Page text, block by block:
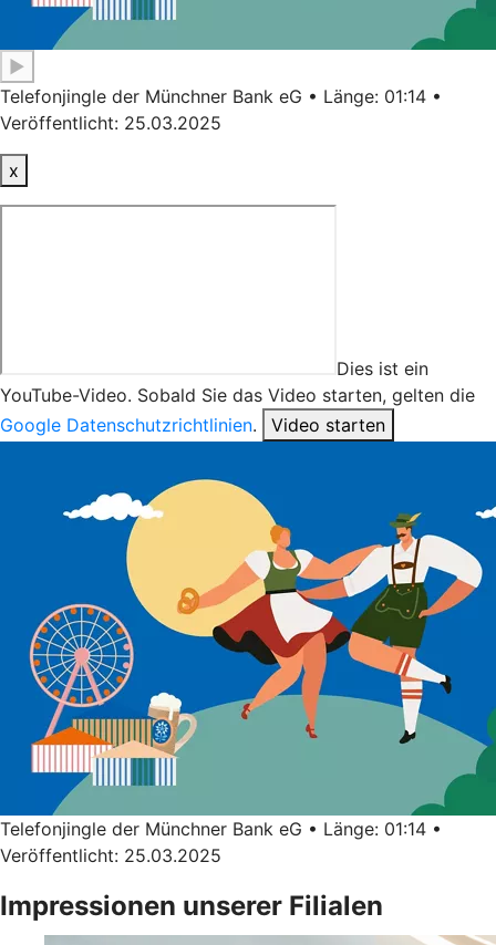
▶
Telefonjingle der Münchner Bank eG • Länge: 01:14 •
Veröffentlicht: 25.03.2025
x
Dies ist ein
YouTube-Video. Sobald Sie das Video starten, gelten die
Google Datenschutzrichtlinien. Video starten
Telefonjingle der Münchner Bank eG • Länge: 01:14 •
Veröffentlicht: 25.03.2025
Impressionen unserer Filialen